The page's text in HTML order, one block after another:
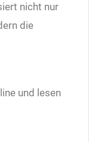
nicht nur
die
und lesen